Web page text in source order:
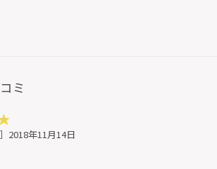
ミ
］2018年11月14日